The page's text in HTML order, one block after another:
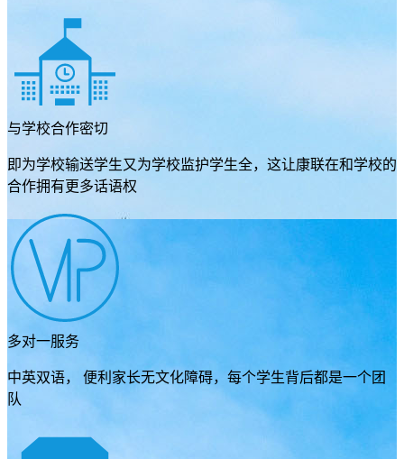
与学校合作密切
即为学校输送学生又为学校监护学生全，这让康联在和学校的
合作拥有更多话语权
多对一服务
中英双语， 便利家长无文化障碍，每个学生背后都是一个团
队